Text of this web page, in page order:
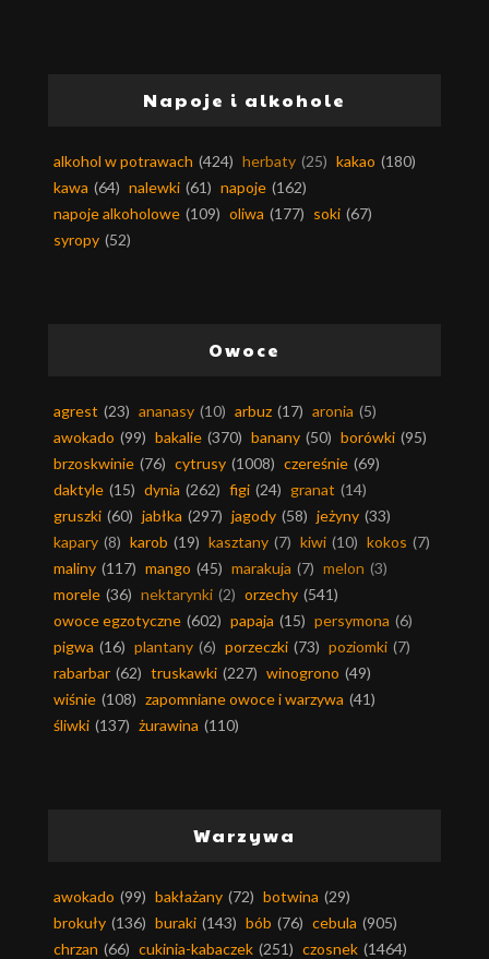
Napoje i alkohole
alkohol w potrawach (424) herbaty (25) kakao (180)
kawa (64) nalewki (61) napoje (162)
napoje alkoholowe (109) oliwa (177) soki (67)
syropy (52)
Owoce
agrest (23) ananasy (10) arbuz (17) aronia (5)
awokado (99) bakalie (370) banany (50) borówki (95)
brzoskwinie (76) cytrusy (1008) czereśnie (69)
daktyle (15) dynia (262) figi (24) granat (14)
gruszki (60) jabłka (297) jagody (58) jeżyny (33)
kapary (8) karob (19) kasztany (7) kiwi (10) kokos (7)
maliny (117) mango (45) marakuja (7) melon (3)
morele (36) nektarynki (2) orzechy (541)
owoce egzotyczne (602) papaja (15) persymona (6)
pigwa (16) plantany (6) porzeczki (73) poziomki (7)
rabarbar (62) truskawki (227) winogrono (49)
wiśnie (108) zapomniane owoce i warzywa (41)
śliwki (137) żurawina (110)
Warzywa
awokado (99) bakłażany (72) botwina (29)
brokuły (136) buraki (143) bób (76) cebula (905)
chrzan (66) cukinia-kabaczek (251) czosnek (1464)